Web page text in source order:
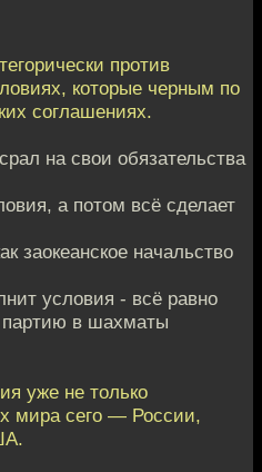
против
которые черным по
соглашениях.
на свои обязательства
а потом всё сделает
заокеанское начальство
условия - всё равно
партию в шахматы
уже не только
мира сего — России,